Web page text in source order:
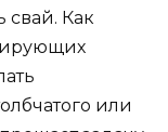
свай. Как
или